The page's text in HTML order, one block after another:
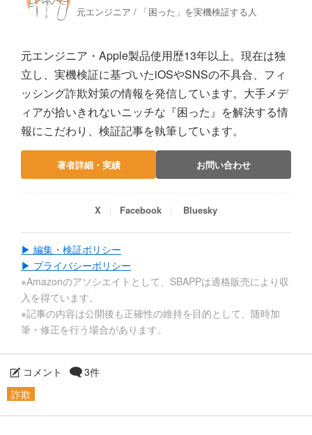
元エンジニア / 「困った」を実機検証する人
元エンジニア・Apple製品使用歴13年以上。現在は独
立し、実機検証に基づいたiOSやSNSの不具合、フィ
ッシング詐欺対策の情報を発信しています。大手メデ
ィアが拾いきれないニッチな『困った』を解決する情
報にこだわり、検証記事を執筆しています。
著者詳細・実績 お問い合わせ
X Facebook Bluesky
▶ 編集・検証ポリシー
▶ プライバシーポリシー
※Amazonのアソシエイトとして、SBAPPは適格販売により収
入を得ています。
※記事の内容は公開後も正確性の維持を目的として、随時加
筆・修正を行う場合があります。
コメント
3件
詐欺